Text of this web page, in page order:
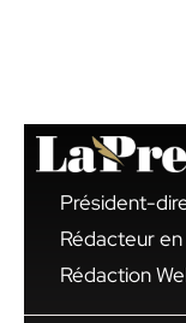
Président-
Rédacteur
Rédaction